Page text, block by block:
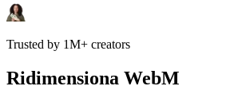
Trusted by 1M+ creators
Ridimensiona WebM